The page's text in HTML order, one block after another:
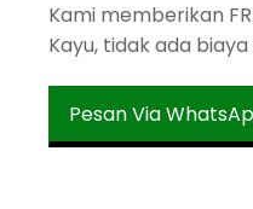
Kami memberikan
Kayu, tidak ada
Pesan Via